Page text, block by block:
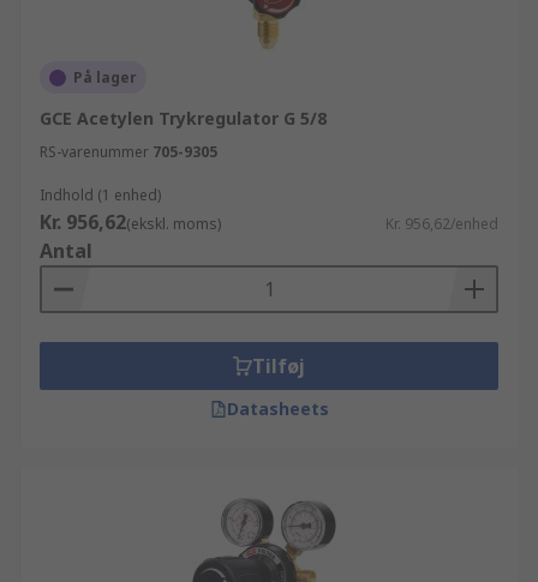
På lager
GCE Acetylen Trykregulator G 5/8
RS-varenummer 705-9305
Indhold (1 enhed)
Kr. 956,62(ekskl. moms) Kr. 956,62/enhed
Antal
Tilføj
Datasheets